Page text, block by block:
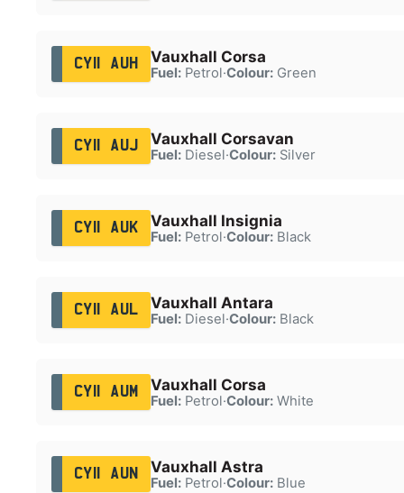
CY11 AUH Vauxhall Corsa
Fuel:Petrol·Colour:Green
CY11 AUJ Vauxhall Corsavan
Fuel:Diesel·Colour:Silver
CY11 AUK Vauxhall Insignia
Fuel:Petrol·Colour:Black
CY11 AUL Vauxhall Antara
Fuel:Diesel·Colour:Black
CY11 AUM Vauxhall Corsa
Fuel:Petrol·Colour:White
CY11 AUN Vauxhall Astra
Fuel:Petrol·Colour:Blue